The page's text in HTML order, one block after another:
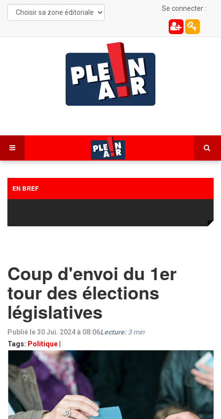
Se connecter :
EN BREF
Coup d'envoi du 1er
tour des élections
législatives
Publié le 30 Jui. 2024 à 08:06
Tags: Politique
Lecture: 3min